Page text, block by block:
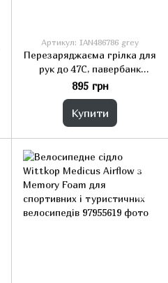
Артикул: IAN486786 grey
Перезаряджаєма грілка для
рук до 47С, павербанк
5200мА Crivit сірий
895 грн
Купити